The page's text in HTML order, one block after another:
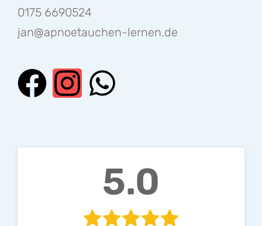
0175 6690524
jan@apnoetauchen-lernen.de
5.0